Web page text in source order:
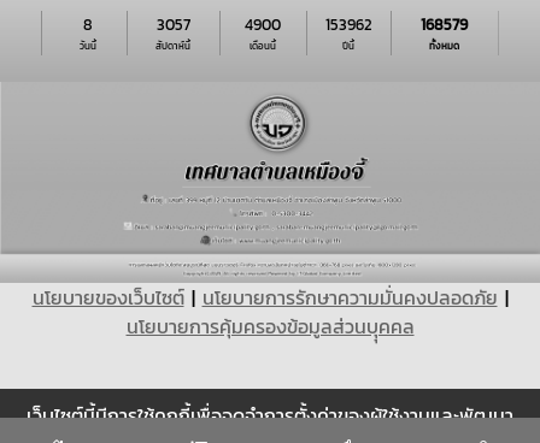
วันนี้
8
สัปดาห์นี้
3057
เดือนนี้
4900
ปีนี้
153962
ทั้งหมด
168579
นโยบายของเว็บไซต์| นโยบายการรักษาความมั่นคงปลอดภัย |
นโยบายการคุ้มครองข้อมูลส่วนบุุคคล
Cookie
เว็บไซต์นี้มีการใช้คุกกี้เพื่อจดจำการตั้งค่าของผู้ใช้งานและพัฒนา